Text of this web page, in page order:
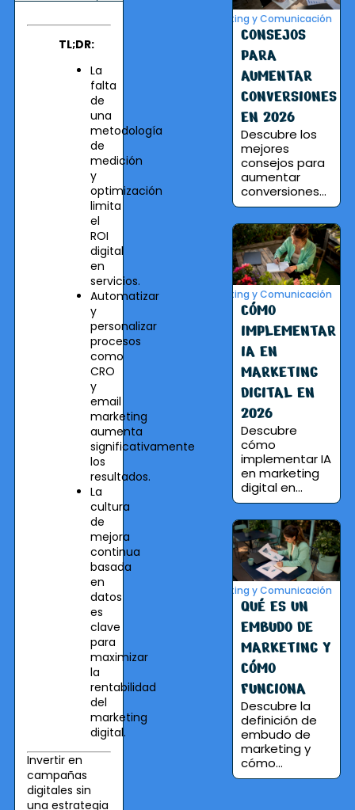
TL;DR:
La
falta
de
una
metodología
de
medición
y
optimización
limita
el
ROI
digital
en
servicios.
Automatizar
y
personalizar
procesos
como
CRO
y
email
marketing
aumenta
significativamente
los
resultados.
La
cultura
de
mejora
continua
basada
en
datos
es
clave
para
maximizar
la
rentabilidad
del
marketing
digital.
Invertir en
campañas
digitales sin
una estrategia
Marketing y Comunicación
CONSEJOS
PARA
AUMENTAR
CONVERSIONES
EN 2026
Descubre los
mejores
consejos para
aumentar
conversiones...
Marketing y Comunicación
CÓMO
IMPLEMENTAR
IA EN
MARKETING
DIGITAL EN
2026
Descubre
cómo
implementar IA
en marketing
digital en...
Marketing y Comunicación
QUÉ ES UN
EMBUDO DE
MARKETING Y
CÓMO
FUNCIONA
Descubre la
definición de
embudo de
marketing y
cómo...